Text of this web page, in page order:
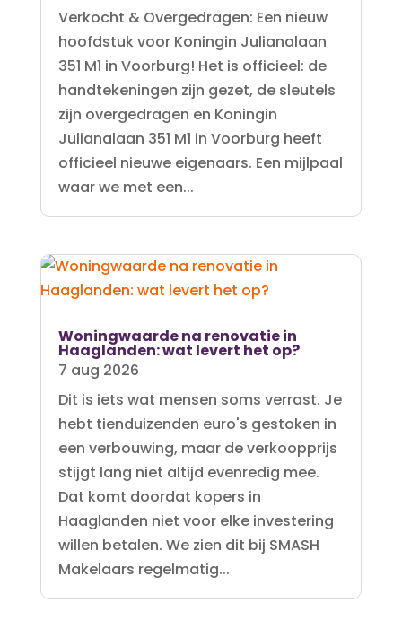
Verkocht & Overgedragen: Een nieuw
hoofdstuk voor Koningin Julianalaan
351 M1 in Voorburg! Het is officieel: de
handtekeningen zijn gezet, de sleutels
zijn overgedragen en Koningin
Julianalaan 351 M1 in Voorburg heeft
officieel nieuwe eigenaars. Een mijlpaal
waar we met een...
Woningwaarde na renovatie in
Haaglanden: wat levert het op?
7 aug 2026
Dit is iets wat mensen soms verrast. Je
hebt tienduizenden euro's gestoken in
een verbouwing, maar de verkoopprijs
stijgt lang niet altijd evenredig mee.
Dat komt doordat kopers in
Haaglanden niet voor elke investering
willen betalen. We zien dit bij SMASH
Makelaars regelmatig...